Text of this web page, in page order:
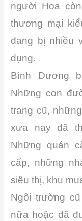
người Hoa
thương mại
đang bị nhiều
dụng.
Bình Dương
Những con
trang cũ,
xưa nay đã
Những quán
cấp, những
siêu thị, khu
Ngôi trường
nữa hoặc đã